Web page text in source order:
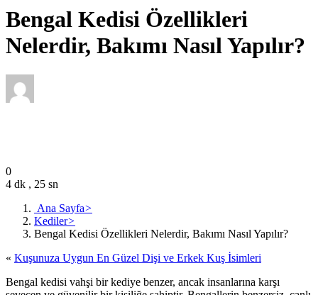
Bengal Kedisi Özellikleri
Nelerdir, Bakımı Nasıl Yapılır?
0
4 dk , 25 sn
Ana Sayfa>
Kediler>
Bengal Kedisi Özellikleri Nelerdir, Bakımı Nasıl Yapılır?
« Kuşunuza Uygun En Güzel Dişi ve Erkek Kuş İsimleri
Bengal kedisi vahşi bir kediye benzer, ancak insanlarına karşı